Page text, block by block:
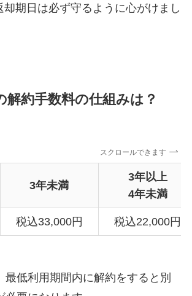
却期日は必ず守るように心がけまし
解約手数料の仕組みは？
スクロールできます
3年未満
3年以上
4年未満
税込33,000円 税込22,000円
最低利用期間内に解約をすると 別